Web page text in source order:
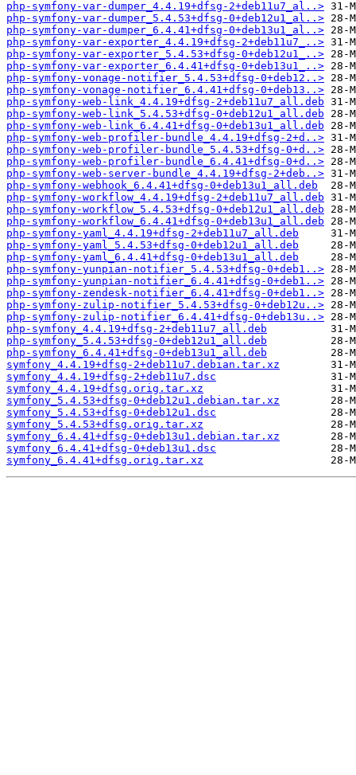
php-symfony-var-dumper_4.4.19+dfsg-2+deb11u7_al..>
php-symfony-var-dumper_5.4.53+dfsg-0+deb12u1_al..>
php-symfony-var-dumper_6.4.41+dfsg-0+deb13u1_al..>
php-symfony-var-exporter_4.4.19+dfsg-2+deb11u7_..>
php-symfony-var-exporter_5.4.53+dfsg-0+deb12u1_..>
php-symfony-var-exporter_6.4.41+dfsg-0+deb13u1_..>
php-symfony-vonage-notifier_5.4.53+dfsg-0+deb12..>
php-symfony-vonage-notifier_6.4.41+dfsg-0+deb13..>
php-symfony-web-link_4.4.19+dfsg-2+deb11u7_all.deb
php-symfony-web-link_5.4.53+dfsg-0+deb12u1_all.deb
php-symfony-web-link_6.4.41+dfsg-0+deb13u1_all.deb
php-symfony-web-profiler-bundle_4.4.19+dfsg-2+d..>
php-symfony-web-profiler-bundle_5.4.53+dfsg-0+d..>
php-symfony-web-profiler-bundle_6.4.41+dfsg-0+d..>
php-symfony-web-server-bundle_4.4.19+dfsg-2+deb..>
php-symfony-webhook_6.4.41+dfsg-0+deb13u1_all.deb
php-symfony-workflow_4.4.19+dfsg-2+deb11u7_all.deb
php-symfony-workflow_5.4.53+dfsg-0+deb12u1_all.deb
php-symfony-workflow_6.4.41+dfsg-0+deb13u1_all.deb
php-symfony-yaml_4.4.19+dfsg-2+deb11u7_all.deb
php-symfony-yaml_5.4.53+dfsg-0+deb12u1_all.deb
php-symfony-yaml_6.4.41+dfsg-0+deb13u1_all.deb
php-symfony-yunpian-notifier_5.4.53+dfsg-0+deb1..>
php-symfony-yunpian-notifier_6.4.41+dfsg-0+deb1..>
php-symfony-zendesk-notifier_6.4.41+dfsg-0+deb1..>
php-symfony-zulip-notifier_5.4.53+dfsg-0+deb12u..>
php-symfony-zulip-notifier_6.4.41+dfsg-0+deb13u..>
php-symfony_4.4.19+dfsg-2+deb11u7_all.deb
php-symfony_5.4.53+dfsg-0+deb12u1_all.deb
php-symfony_6.4.41+dfsg-0+deb13u1_all.deb
symfony_4.4.19+dfsg-2+deb11u7.debian.tar.xz
symfony_4.4.19+dfsg-2+deb11u7.dsc
symfony_4.4.19+dfsg.orig.tar.xz
symfony_5.4.53+dfsg-0+deb12u1.debian.tar.xz
symfony_5.4.53+dfsg-0+deb12u1.dsc
symfony_5.4.53+dfsg.orig.tar.xz
symfony_6.4.41+dfsg-0+deb13u1.debian.tar.xz
symfony_6.4.41+dfsg-0+deb13u1.dsc
symfony_6.4.41+dfsg.orig.tar.xz